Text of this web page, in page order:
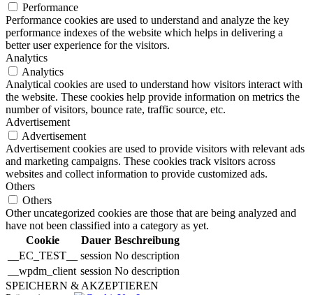
Performance
Performance cookies are used to understand and analyze the key
performance indexes of the website which helps in delivering a
better user experience for the visitors.
Analytics
Analytics
Analytical cookies are used to understand how visitors interact with
the website. These cookies help provide information on metrics the
number of visitors, bounce rate, traffic source, etc.
Advertisement
Advertisement
Advertisement cookies are used to provide visitors with relevant ads
and marketing campaigns. These cookies track visitors across
websites and collect information to provide customized ads.
Others
Others
Other uncategorized cookies are those that are being analyzed and
have not been classified into a category as yet.
Cookie
Dauer Beschreibung
__EC_TEST__
session No description
__wpdm_client session No description
SPEICHERN & AKZEPTIEREN